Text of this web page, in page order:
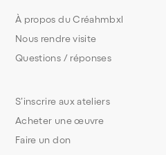
S’inscrire aux ateliers
Acheter une œuvre
Faire un don
À propos du Créahmbxl
Nous rendre visite
Questions / réponses